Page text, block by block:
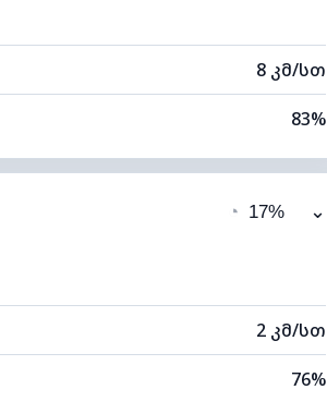
8 კმ/სთ
83%
79%
10 კმ
◔ 17% ⌄
2 კმ/სთ
76%